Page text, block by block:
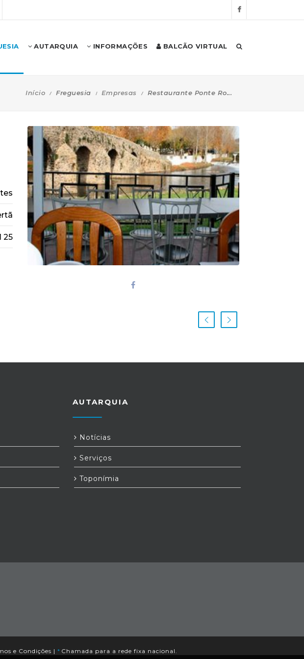
AUTARQUIA INFORMAÇÕES BALCÃO VIRTUAL
Início Freguesia Empresas Restaurante Ponte Ro...
25
AUTARQUIA
Notícias
Serviços
Toponímia
e Condições | * Chamada para a rede fixa nacional.